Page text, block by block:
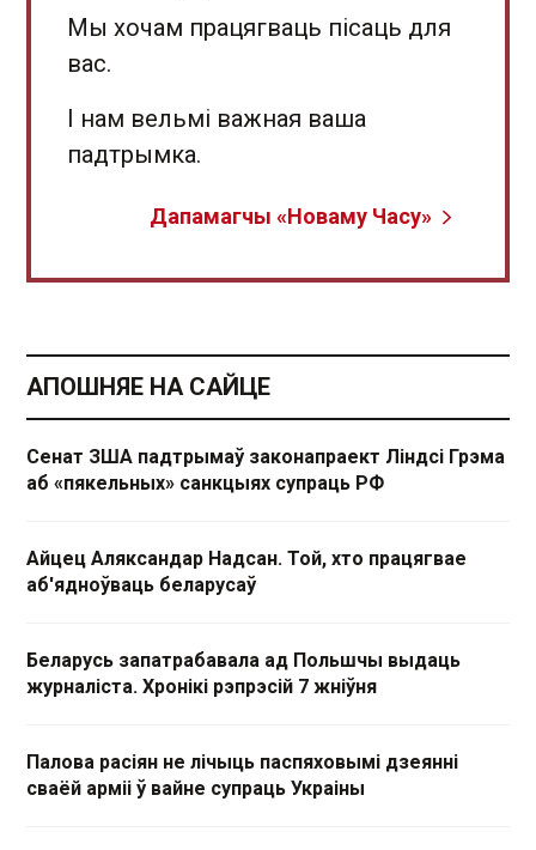
Мы хочам працягваць пісаць для
вас.
І нам вельмі важная ваша
падтрымка.
Дапамагчы «Новаму Часу»
АПОШНЯЕ НА САЙЦЕ
Сенат ЗША падтрымаў законапраект Ліндсі Грэма
аб «пякельных» санкцыях супраць РФ
Айцец Аляксандар Надсан. Той, хто працягвае
аб'ядноўваць беларусаў
Беларусь запатрабавала ад Польшчы выдаць
журналіста. Хронікі рэпрэсій 7 жніўня
Палова расіян не лічыць паспяховымі дзеянні
сваёй арміі ў вайне супраць Украіны